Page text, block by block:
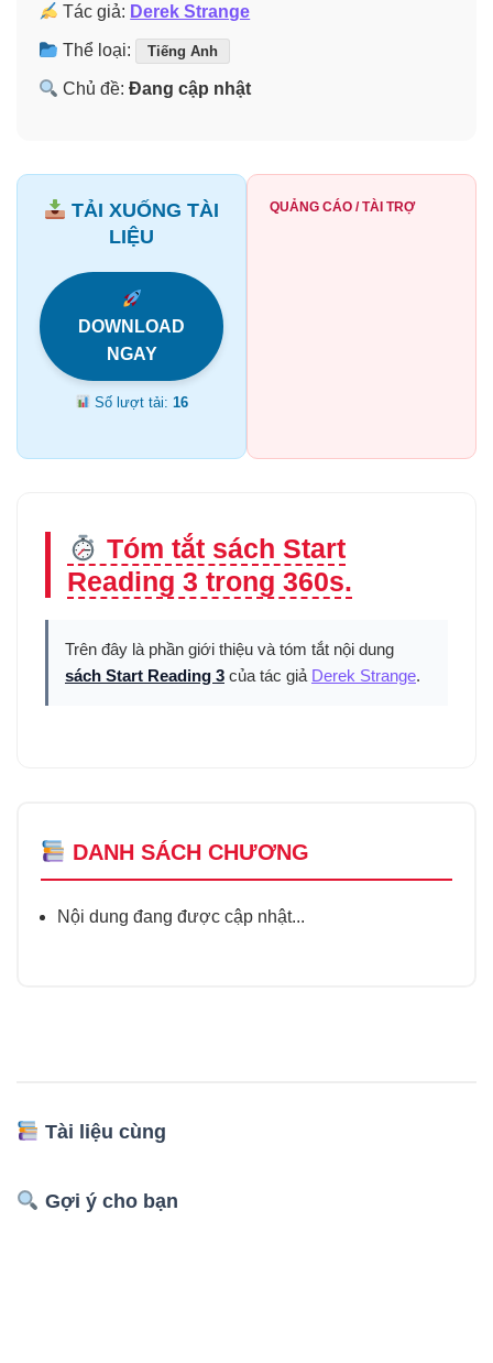
Tác giả: Derek Strange
Thể loại: Tiếng Anh
Chủ đề:Đang cập nhật
TẢI XUỐNG TÀI
LIỆU
DOWNLOAD
NGAY
Số lượt tải:16
QUẢNG CÁO / TÀI TRỢ
Tóm tắt sách Start
Reading 3 trong 360s.
Trên đây là phần giới thiệu và tóm tắt nội dung
sách Start Reading 3 của tác giả Derek Strange.
DANH SÁCH CHƯƠNG
Nội dung đang được cập nhật...
Tài liệu cùng
Gợi ý cho bạn